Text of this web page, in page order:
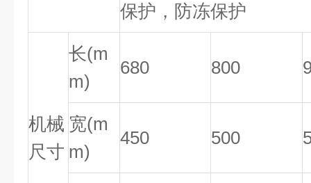
保护，防冻保护
机械
尺寸
长(m
m)
680 800
宽(m
m)
450 500